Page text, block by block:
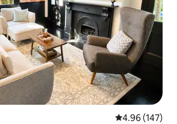
औसत रेटिंग 5 में से
4.96 (147)